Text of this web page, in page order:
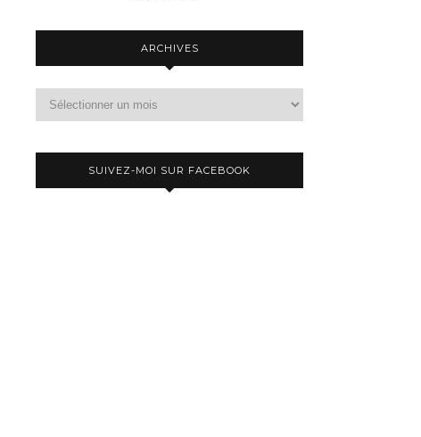
ARCHIVES
SUIVEZ-MOI SUR FACEBOOK